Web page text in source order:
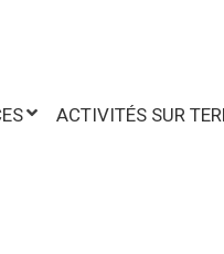
ACTIVITÉS SUR